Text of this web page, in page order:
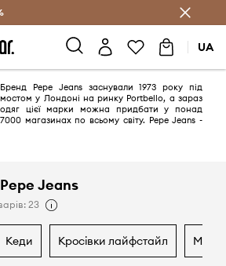
з Answear Club
UA
Бренд Pepe Jeans заснували 1973 року під
мостом у Лондоні на ринку Portbello, а зараз
одяг цієї марки можна придбати у понад
7000 магазинах по всьому світу. Pepe Jeans -
Jeans
23
кеди кросівки лайфстайл